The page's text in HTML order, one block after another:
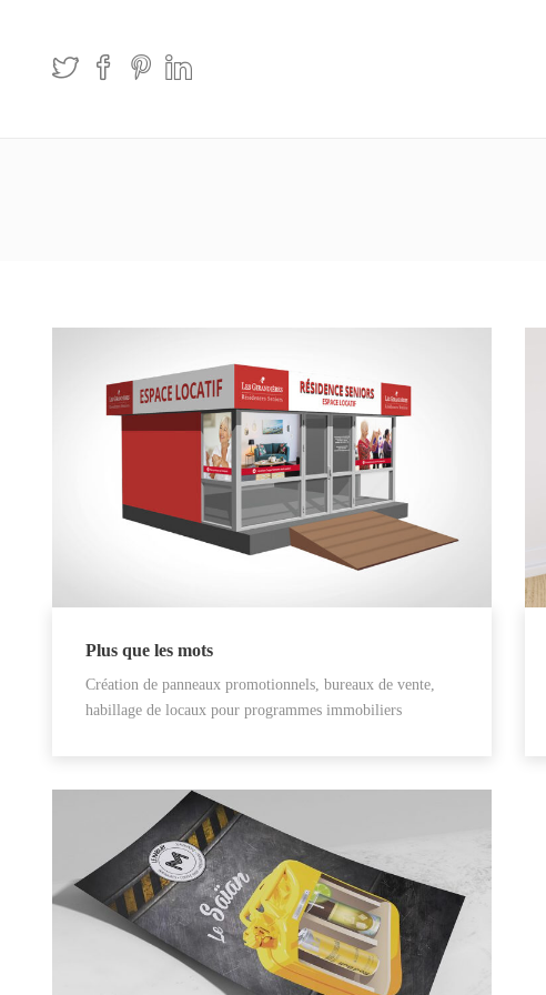
Plus que les mots
Création de panneaux promotionnels, bureaux de vente,
habillage de locaux pour programmes immobiliers